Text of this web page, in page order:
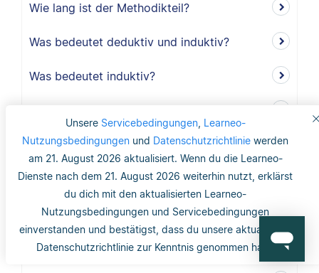
Unsere Servicebedingungen, Learneo-
Nutzungsbedingungen und Datenschutzrichtlinie werden
am 21. August 2026 aktualisiert. Wenn du die Learneo-
Dienste nach dem 21. August 2026 weiterhin nutzt, erklärst
du dich mit den aktualisierten Learneo-
Nutzungsbedingungen und Servicebedingungen
einverstanden und bestätigst, dass du unsere aktualisierte
Datenschutzrichtlinie zur Kenntnis genommen hast.
Wie lang ist der Methodikteil?
Was bedeutet deduktiv und induktiv?
Was bedeutet induktiv?
Was ist Validität?
Was ist interne Validität?
Was versteht man unter Validität?
Was ist die Reliabilität?